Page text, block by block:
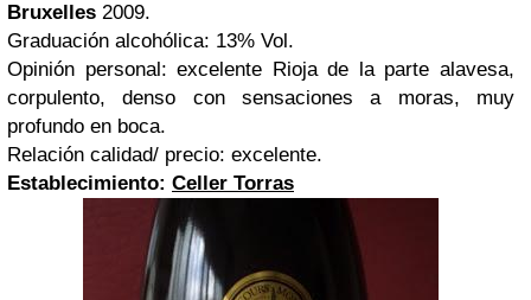
Bruxelles 2009.
Graduación alcohólica: 13% Vol.
Opinión personal: excelente Rioja de la parte alavesa,
corpulento, denso con sensaciones a moras, muy
profundo en boca.
Relación calidad/ precio: excelente.
Establecimiento: Celler Torras